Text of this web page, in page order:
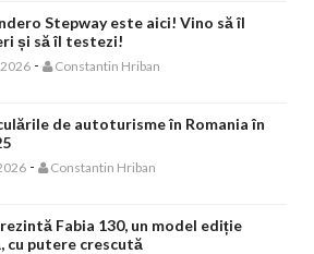
Stepway este aici! Vino să îl
și să îl testezi!
- Constantin Hriban
de autoturisme în Romania în
- Constantin Hriban
Fabia 130, un model ediție
cu putere crescută